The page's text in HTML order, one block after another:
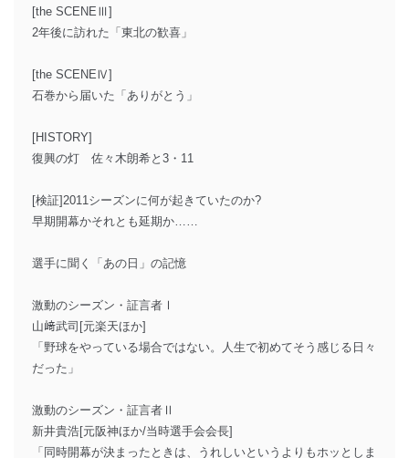
[the SCENEⅢ]
2年後に訪れた「東北の歓喜」
[the SCENEⅣ]
石巻から届いた「ありがとう」
[HISTORY]
復興の灯 佐々木朗希と3・11
[検証]2011シーズンに何が起きていたのか?
早期開幕かそれとも延期か……
選手に聞く「あの日」の記憶
激動のシーズン・証言者Ⅰ
山﨑武司[元楽天ほか]
「野球をやっている場合ではない。人生で初めてそう感じる日々
だった」
激動のシーズン・証言者Ⅱ
新井貴浩[元阪神ほか/当時選手会会長]
「同時開幕が決まったときは、うれしいというよりもホッとしま